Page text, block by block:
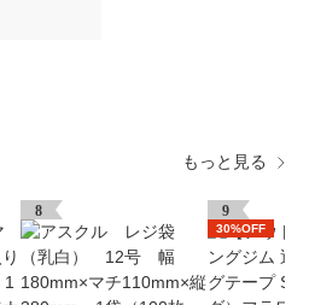
もっと見る
8 9
30%OFF